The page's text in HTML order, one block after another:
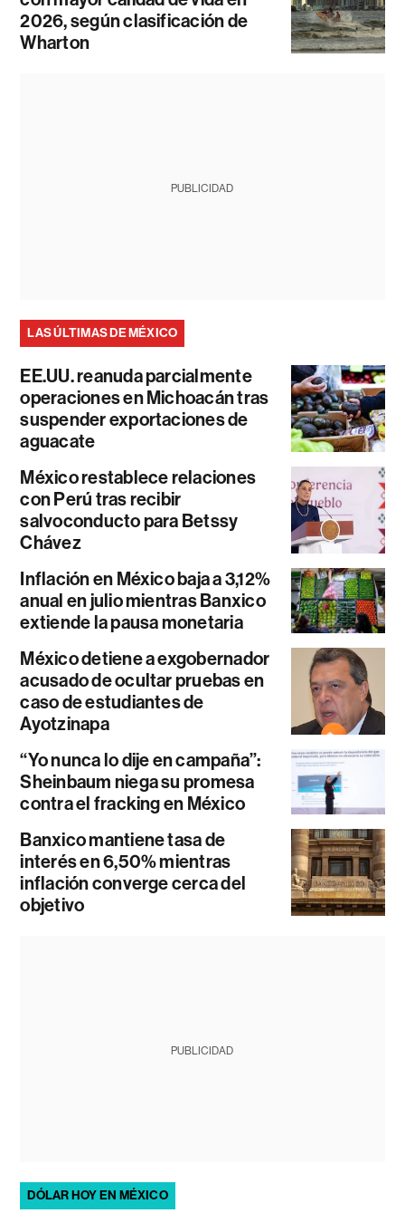
2026, según clasificación de
Wharton
PUBLICIDAD
LAS ÚLTIMAS DE MÉXICO
EE.UU. reanuda parcialmente
operaciones en Michoacán tras
suspender exportaciones de
aguacate
México restablece relaciones
con Perú tras recibir
salvoconducto para Betssy
Chávez
Inflación en México baja a 3,12%
anual en julio mientras Banxico
extiende la pausa monetaria
México detiene a exgobernador
acusado de ocultar pruebas en
caso de estudiantes de
Ayotzinapa
“Yo nunca lo dije en campaña”:
Sheinbaum niega su promesa
contra el fracking en México
Banxico mantiene tasa de
interés en 6,50% mientras
inflación converge cerca del
objetivo
PUBLICIDAD
DÓLAR HOY EN MÉXICO